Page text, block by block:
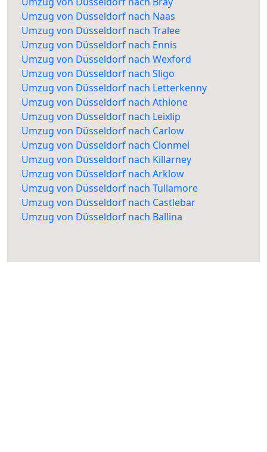
Umzug von Düsseldorf nach Naas
Umzug von Düsseldorf nach Tralee
Umzug von Düsseldorf nach Ennis
Umzug von Düsseldorf nach Wexford
Umzug von Düsseldorf nach Sligo
Umzug von Düsseldorf nach Letterkenny
Umzug von Düsseldorf nach Athlone
Umzug von Düsseldorf nach Leixlip
Umzug von Düsseldorf nach Carlow
Umzug von Düsseldorf nach Clonmel
Umzug von Düsseldorf nach Killarney
Umzug von Düsseldorf nach Arklow
Umzug von Düsseldorf nach Tullamore
Umzug von Düsseldorf nach Castlebar
Umzug von Düsseldorf nach Ballina